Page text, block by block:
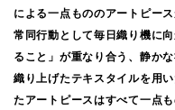
による一点もののアートピース
常同行動として毎日織り機に
ること」が重なり合う、静か
織り上げたテキスタイルを用
たアートピースはすべて一点も